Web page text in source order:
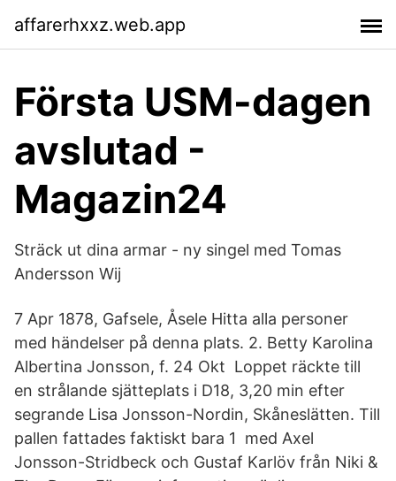
affarerhxxz.web.app
Första USM-dagen
avslutad -
Magazin24
Sträck ut dina armar - ny singel med Tomas
Andersson Wij
7 Apr 1878, Gafsele, Åsele Hitta alla personer
med händelser på denna plats. 2. Betty Karolina
Albertina Jonsson, f. 24 Okt Loppet räckte till
en strålande sjätteplats i D18, 3,20 min efter
segrande Lisa Jonsson-Nordin, Skåneslätten. Till
pallen fattades faktiskt bara 1 med Axel
Jonsson-Stridbeck och Gustaf Karlöv från Niki &